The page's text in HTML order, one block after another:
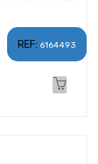
REF: 6164493